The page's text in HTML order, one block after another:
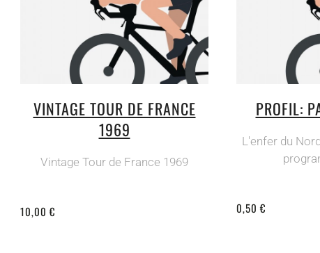
VINTAGE TOUR DE FRANCE
1969
Vintage Tour de France 1969
10,00 €
PROFIL:
L'enfer du
0,50 €